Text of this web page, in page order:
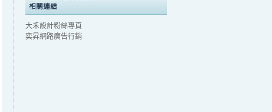
大禾設計粉絲專頁
奕昇網路廣告行銷